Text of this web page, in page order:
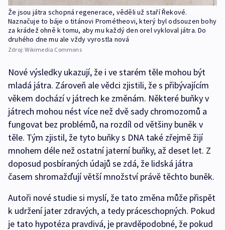
Že jsou játra schopná regenerace, věděli už staří Řekové.
Naznačuje to báje o titánovi Prométheovi, který byl odsouzen bohy
za krádež ohně k tomu, aby mu každý den orel vykloval játra. Do
druhého dne mu ale vždy vyrostla nová
Zdroj:Wikimedia Commons
Nové výsledky ukazují, že i ve starém těle mohou být
mladá játra. Zároveň ale vědci zjistili, že s přibývajícím
věkem dochází v játrech ke změnám. Některé buňky v
játrech mohou nést více než dvě sady chromozomů a
fungovat bez problémů, na rozdíl od většiny buněk v
těle. Tým zjistil, že tyto buňky s DNA také zřejmě žijí
mnohem déle než ostatní jaterní buňky, až deset let. Z
doposud posbíraných údajů se zdá, že lidská játra
časem shromažďují větší množství právě těchto buněk.
Autoři nové studie si myslí, že tato změna může přispět
k udržení jater zdravých, a tedy práceschopných. Pokud
je tato hypotéza pravdivá, je pravděpodobné, že pokud